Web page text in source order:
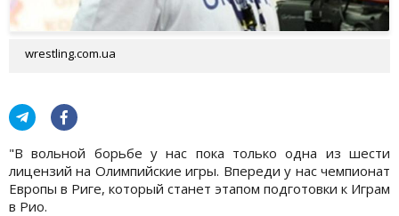
wrestling.com.ua
"В вольной борьбе у нас пока только одна из шести
лицензий на Олимпийские игры. Впереди у нас чемпионат
Европы в Риге, который станет этапом подготовки к Играм
в Рио.